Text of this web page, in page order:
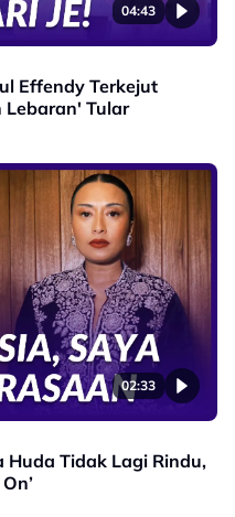
04:43
Effendy Terkejut
Lebaran' Tular
02:33
Huda Tidak Lagi Rindu,